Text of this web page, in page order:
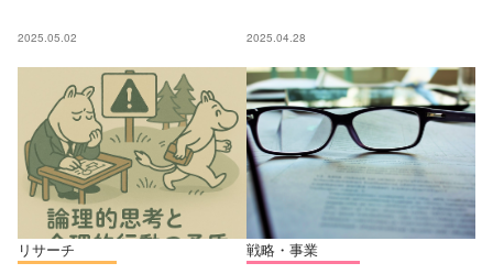
2025.05.02 2025.04.28
リサーチ 戦略・事業